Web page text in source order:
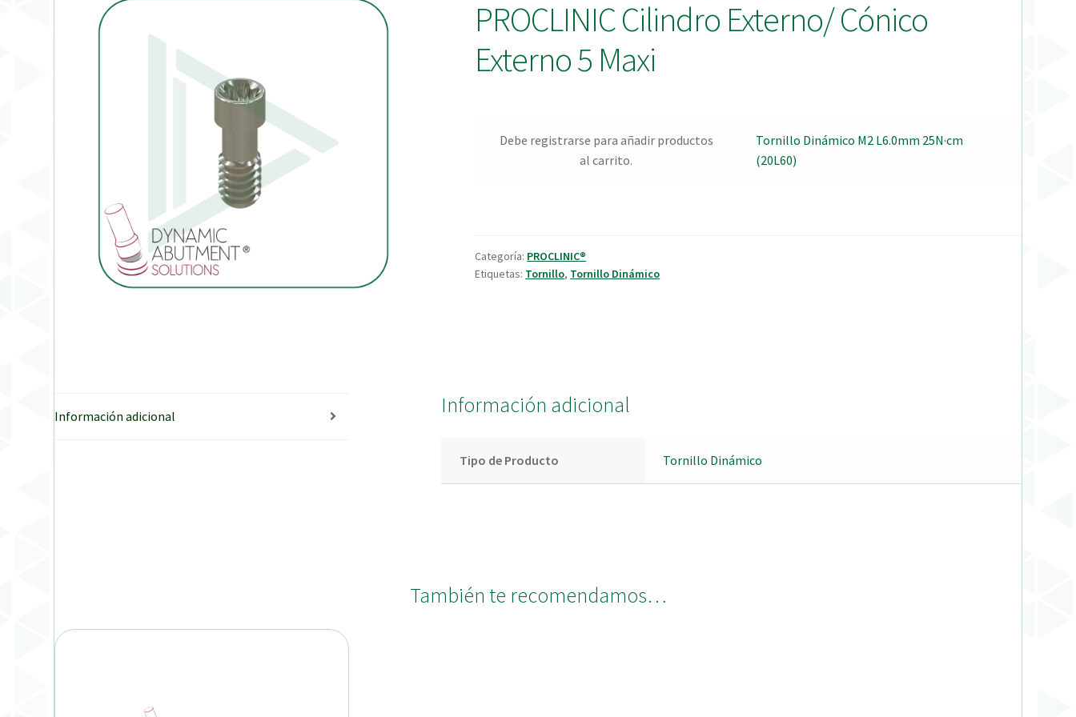
PROCLINIC Cilindro Externo/ Cónico
Externo 5 Maxi
Debe registrarse para añadir productos
al carrito.
Tornillo Dinámico M2 L6.0mm 25N·cm
(20L60)
Categoría: PROCLINIC®
Etiquetas: Tornillo, Tornillo Dinámico
Información adicional Información adicional
Tipo de Producto Tornillo Dinámico
También te recomendamos…